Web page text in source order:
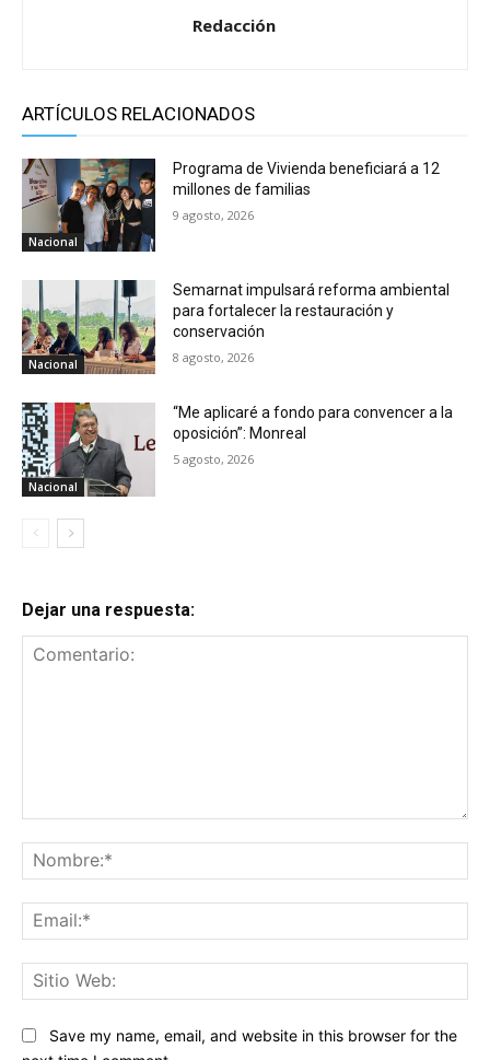
Redacción
ARTÍCULOS RELACIONADOS
Nacional
Programa de Vivienda beneficiará a 12
millones de familias
9 agosto, 2026
Nacional
Semarnat impulsará reforma ambiental
para fortalecer la restauración y
conservación
8 agosto, 2026
Nacional
“Me aplicaré a fondo para convencer a la
oposición”: Monreal
5 agosto, 2026
Dejar una respuesta:
Save my name, email, and website in this browser for the